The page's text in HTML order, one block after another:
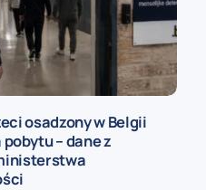
osadzony w Belgii
– dane z